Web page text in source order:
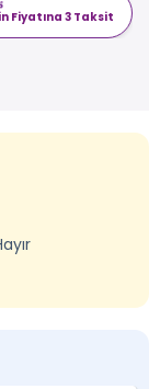
Fiyatına 3 Taksit